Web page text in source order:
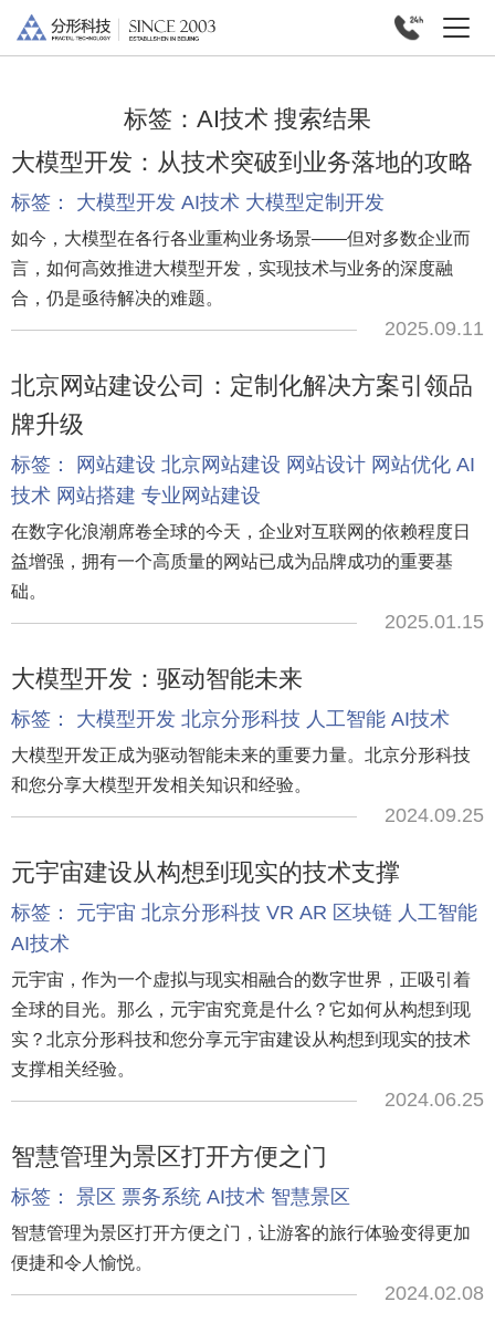
标签： AI技术 搜索结果
大模型开发：从技术突破到业务落地的攻略
标签： 大模型开发 AI技术 大模型定制开发
如今，大模型在各行各业重构业务场景——但对多数企业而
言，如何高效推进大模型开发，实现技术与业务的深度融
合，仍是亟待解决的难题。
2025.09.11
北京网站建设公司：定制化解决方案引领品
牌升级
标签： 网站建设 北京网站建设 网站设计 网站优化 AI
技术 网站搭建 专业网站建设
在数字化浪潮席卷全球的今天，企业对互联网的依赖程度日
益增强，拥有一个高质量的网站已成为品牌成功的重要基
础。
2025.01.15
大模型开发：驱动智能未来
标签： 大模型开发 北京分形科技 人工智能 AI技术
大模型开发正成为驱动智能未来的重要力量。北京分形科技
和您分享大模型开发相关知识和经验。
2024.09.25
元宇宙建设从构想到现实的技术支撑
标签： 元宇宙 北京分形科技 VR AR 区块链 人工智能
AI技术
元宇宙，作为一个虚拟与现实相融合的数字世界，正吸引着
全球的目光。那么，元宇宙究竟是什么？它如何从构想到现
实？北京分形科技和您分享元宇宙建设从构想到现实的技术
支撑相关经验。
2024.06.25
智慧管理为景区打开方便之门
标签： 景区 票务系统 AI技术 智慧景区
智慧管理为景区打开方便之门，让游客的旅行体验变得更加
便捷和令人愉悦。
2024.02.08